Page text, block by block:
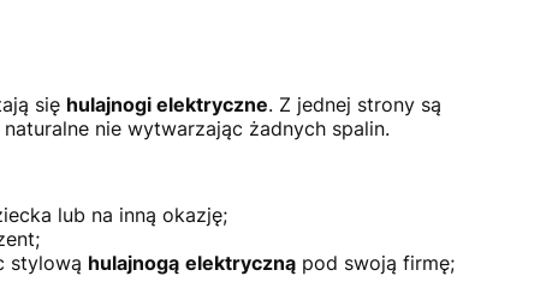
się hulajnogi elektryczne. Z jednej strony są
nie wytwarzając żadnych spalin.
lub na inną okazję;
stylową hulajnogą elektryczną pod swoją firmę;